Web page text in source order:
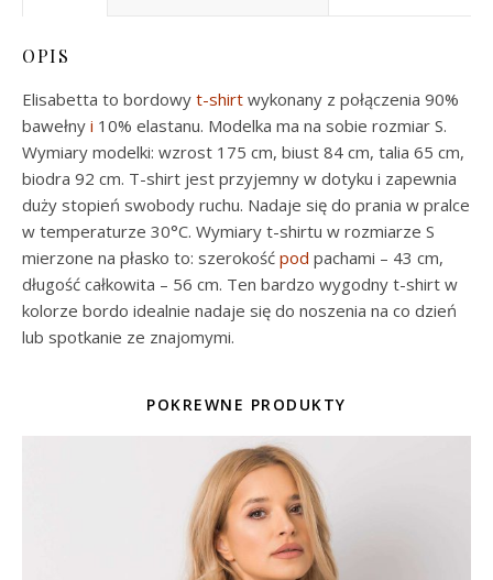
OPIS
Elisabetta to bordowy t-shirt wykonany z połączenia 90%
bawełny i 10% elastanu. Modelka ma na sobie rozmiar S.
Wymiary modelki: wzrost 175 cm, biust 84 cm, talia 65 cm,
biodra 92 cm. T-shirt jest przyjemny w dotyku i zapewnia
duży stopień swobody ruchu. Nadaje się do prania w pralce
w temperaturze 30°C. Wymiary t-shirtu w rozmiarze S
mierzone na płasko to: szerokość pod pachami – 43 cm,
długość całkowita – 56 cm. Ten bardzo wygodny t-shirt w
kolorze bordo idealnie nadaje się do noszenia na co dzień
lub spotkanie ze znajomymi.
POKREWNE PRODUKTY